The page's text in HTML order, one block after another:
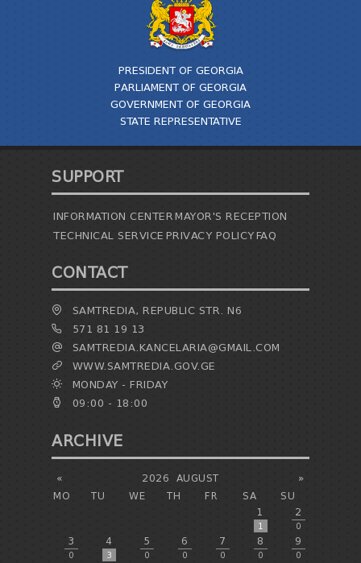
PRESIDENT OF GEORGIA
PARLIAMENT OF GEORGIA
GOVERNMENT OF GEORGIA
STATE REPRESENTATIVE
SUPPORT
INFORMATION CENTERMAYOR'S RECEPTION
TECHNICAL SERVICE PRIVACY POLICYFAQ
CONTACT
SAMTREDIA, REPUBLIC STR. N6
571 81 19 13
SAMTREDIA.KANCELARIA@GMAIL.COM
WWW.SAMTREDIA.GOV.GE
MONDAY - FRIDAY
09:00 - 18:00
ARCHIVE
« »
2026
AUGUST
MO
TU WE TH FR SA
SU
1
1
2
0
3
0
4
3
5
0
6
0
7
0
8
0
9
0